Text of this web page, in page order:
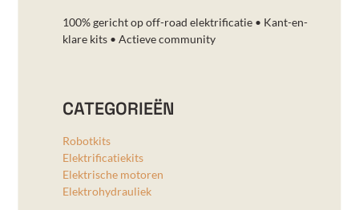
100% gericht op off-road elektrificatie • Kant-en-
klare kits • Actieve community
CATEGORIEËN
Robotkits
Elektrificatiekits
Elektrische motoren
Elektrohydrauliek